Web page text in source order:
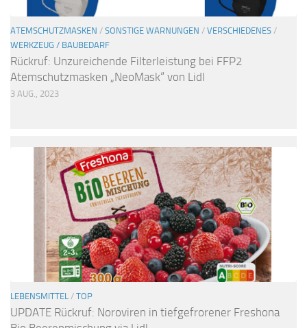
ATEMSCHUTZMASKEN / SONSTIGE WARNUNGEN / VERSCHIEDENES /
WERKZEUG / BAUBEDARF
Rückruf: Unzureichende Filterleistung bei FFP2
Atemschutzmasken „NeoMask“ von Lidl
3 AUG., 2023
LEBENSMITTEL / TOP
UPDATE Rückruf: Noroviren in tiefgefrorener Freshona